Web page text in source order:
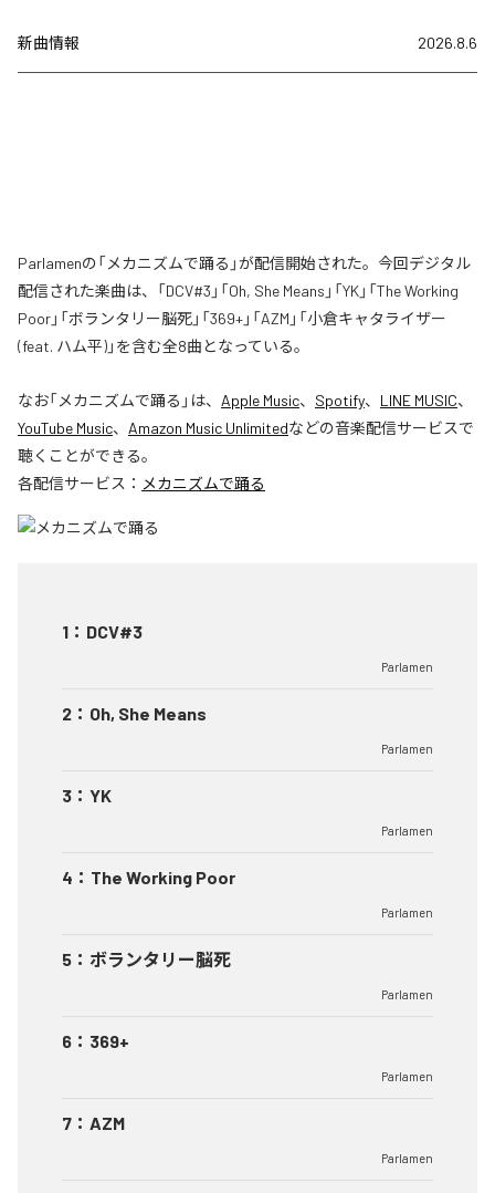
新曲情報 2026.8.6
Parlamenの「メカニズムで踊る」が配信開始された。今回デジタル
配信された楽曲は、「DCV#3」「Oh, She Means」「YK」「The Working
Poor」「ボランタリー脳死」「369+」「AZM」「小倉キャタライザー
(feat. ハム平)」を含む全8曲となっている。
なお「メカニズムで踊る 」は、 Apple Music、 Spotify、 LINE MUSIC、
YouTube Music、 Amazon Music Unlimitedなどの音楽配信サービスで
聴くことができる。
各配信サービス： メカニズムで踊る
1 ： DCV#3
Parlamen
2 ： Oh, She Means
Parlamen
3 ： YK
Parlamen
4 ： The Working Poor
Parlamen
5 ： ボランタリー脳死
Parlamen
6 ： 369+
Parlamen
7 ： AZM
Parlamen